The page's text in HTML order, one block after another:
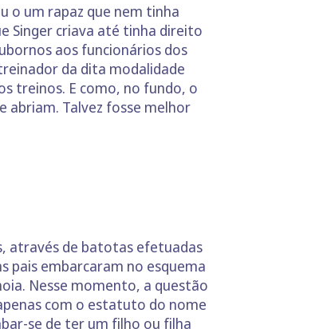
o um rapaz que nem tinha
Singer criava até tinha direito
aos funcionários dos
da dita modalidade
treinos. E como, no fundo, o
abriam. Talvez fosse melhor
através de batotas efetuadas
pais embarcaram no esquema
Nesse momento, a questão
com o estatuto do nome
se de ter um filho ou filha